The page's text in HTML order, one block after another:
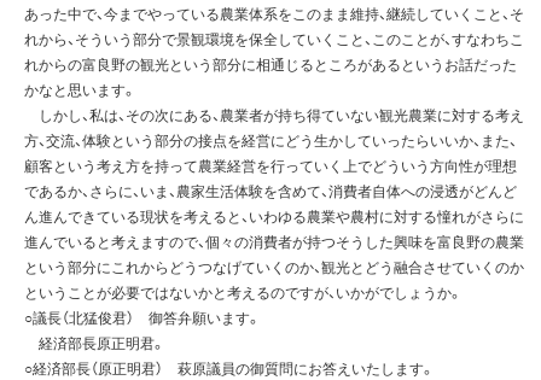
あった中で、今までやっている農業体系をこのまま維持、継続していくこと、そ
れから、そういう部分で景観環境を保全していくこと、このことが、すなわちこ
れからの富良野の観光という部分に相通じるところがあるというお話だった
かなと思います。
しかし、私は、その次にある、農業者が持ち得ていない観光農業に対する考え
方、交流、体験という部分の接点を経営にどう生かしていったらいいか、また、
顧客という考え方を持って農業経営を行っていく上でどういう方向性が理想
であるか、さらに、いま、農家生活体験を含めて、消費者自体への浸透がどんど
ん進んできている現状を考えると、いわゆる農業や農村に対する憧れがさらに
進んでいると考えますので、個々の消費者が持つそうした興味を富良野の農業
という部分にこれからどうつなげていくのか、観光とどう融合させていくのか
ということが必要ではないかと考えるのですが、いかがでしょうか。
○議長（北猛俊君） 御答弁願います。
経済部長原正明君。
○経済部長（原正明君） 萩原議員の御質問にお答えいたします。